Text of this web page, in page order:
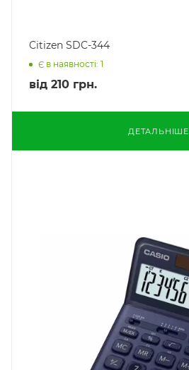
Citizen SDC-344
Є в наявності: 1
від 210 грн.
ДЕТАЛЬНІШЕ